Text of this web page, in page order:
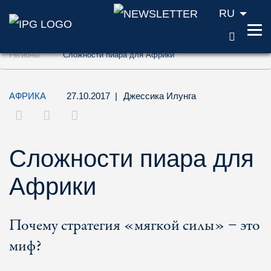
Перейти к содержанию (ключ доступа
Перейти к поиску (ключ доступа '2')
Перейти к навигации (ключ доступа '3')
RU
Регионы Сложности пиара для Африки
АФРИКА 27.10.2017 | Джессика Илунга
Сложности пиара для
Африки
Почему стратегия «мягкой силы» − это
миф?